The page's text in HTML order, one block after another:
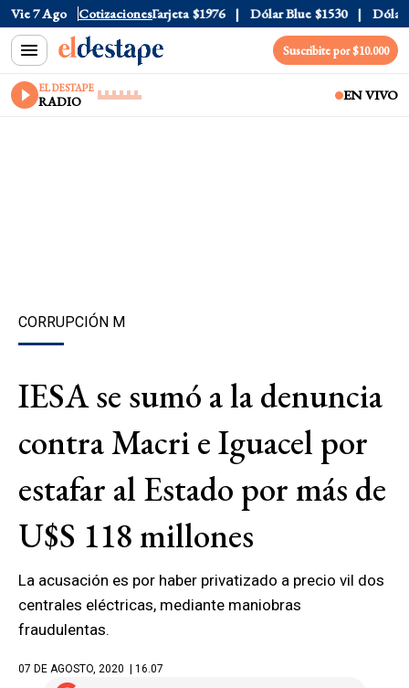
Vie 7 Ago Cotizaciones
$1520 Dólar Tarjeta $1976 Dólar Blue $1530 Dólar
Suscribite por $10.000
EL DESTAPE
RADIO EN VIVO
CORRUPCIÓN M
IESA se sumó a la denuncia
contra Macri e Iguacel por
estafar al Estado por más de
U$S 118 millones
La acusación es por haber privatizado a precio vil dos
centrales eléctricas, mediante maniobras
fraudulentas.
07 DE AGOSTO, 2020 | 16.07